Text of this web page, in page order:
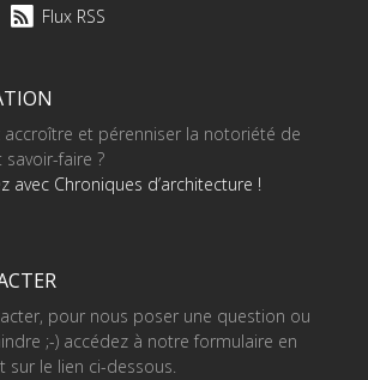
Flux RSS
accroître et pérenniser la notoriété de
faire ?
avec Chroniques d’architecture !
pour nous poser une question ou
;-) accédez à notre formulaire en
sur le lien ci-dessous.